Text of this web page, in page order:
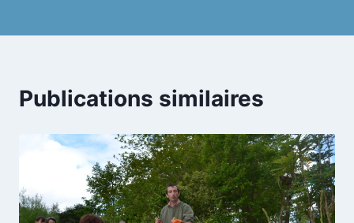
Publications similaires